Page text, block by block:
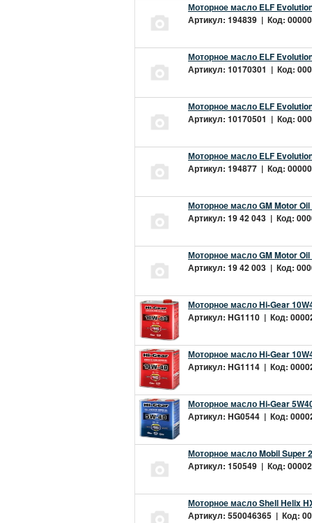
Моторное масло ELF
Артикул: 194839 | Код:
Моторное масло ELF
Артикул: 10170301 | Код:
Моторное масло ELF
Артикул: 10170501 | Код:
Моторное масло ELF
Артикул: 194877 | Код:
Моторное масло GM Motor Oil
Артикул: 19 42 043 | Код:
Моторное масло GM Motor
Артикул: 19 42 003 | Код:
Моторное масло Hi-Gear
Артикул: HG1110 | Код:
Моторное масло Hi-Gear
Артикул: HG1114 | Код:
Моторное масло Hi-Gear
Артикул: HG0544 | Код:
Моторное масло Mobil Super
Артикул: 150549 | Код:
Моторное масло Shell Helix
Артикул: 550046365 | Код: